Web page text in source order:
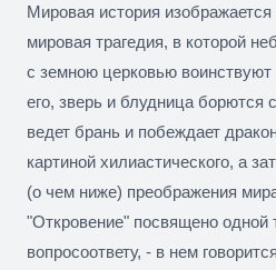
Мировая история
мировая трагедия, в которой
с земною церковью воинствуют
его, зверь и блудница борются
ведет брань и побеждает
картиной хилиастического, а
(о чем ниже) преображения
"Откровение" посвящено одной
вопросоответу, - в нем